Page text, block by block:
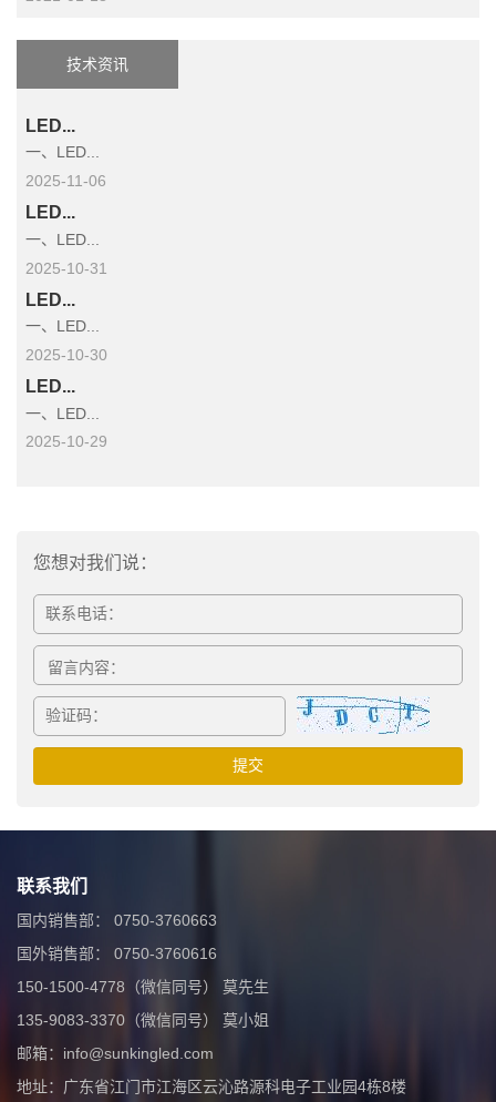
技术资讯
LED...
一、LED...
2025-11-06
LED...
一、LED...
2025-10-31
LED...
一、LED...
2025-10-30
LED...
一、LED...
2025-10-29
您想对我们说：
联系我们
国内销售部： 0750-3760663
国外销售部： 0750-3760616
150-1500-4778（微信同号） 莫先生
135-9083-3370（微信同号） 莫小姐
邮箱：info@sunkingled.com
地址：广东省江门市江海区云沁路源科电子工业园4栋8楼